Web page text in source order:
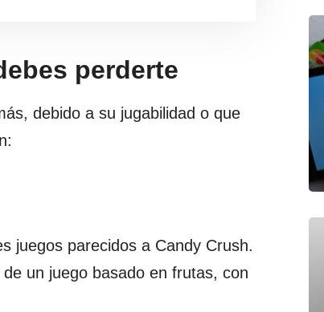
perderte
debido a su jugabilidad o que
juegos parecidos a Candy Crush.
un juego basado en frutas, con